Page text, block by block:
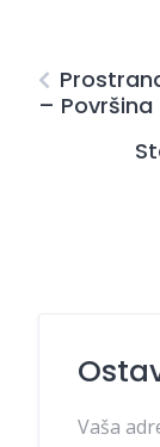
– Površina
Vaša